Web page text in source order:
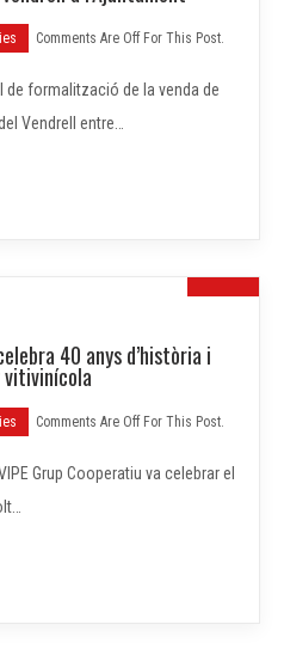
Comments Are Off For This Post.
de formalització de la venda de
Vendrell entre…
07
GEN.
40 anys d’història i
vitivinícola
Comments Are Off For This Post.
Grup Cooperatiu va celebrar el